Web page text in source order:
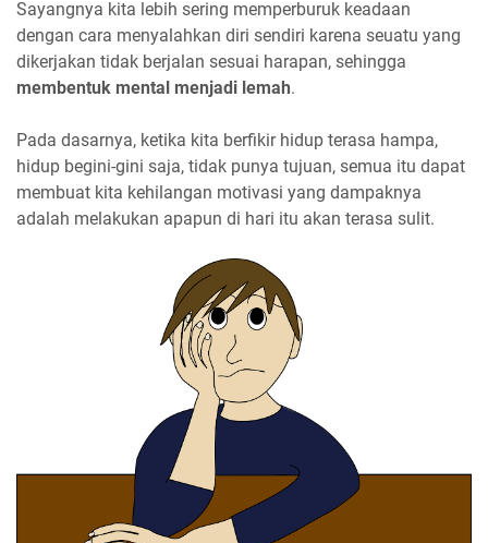
Sayangnya kita lebih sering memperburuk keadaan
dengan cara menyalahkan diri sendiri karena seuatu yang
dikerjakan tidak berjalan sesuai harapan, sehingga
membentuk mental menjadi lemah.
Pada dasarnya, ketika kita berfikir hidup terasa hampa,
hidup begini-gini saja, tidak punya tujuan, semua itu dapat
membuat kita kehilangan motivasi yang dampaknya
adalah melakukan apapun di hari itu akan terasa sulit.